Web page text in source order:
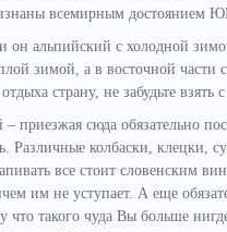
всемирным достоянием
он альпийский с холодной
зимой, а в восточной
страну, не забудьте взять
– приезжая сюда обязательно
колбаски, клецки,
все стоит словенским
им не уступает. А еще
такого чуда Вы больше